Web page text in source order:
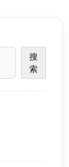
搜
索